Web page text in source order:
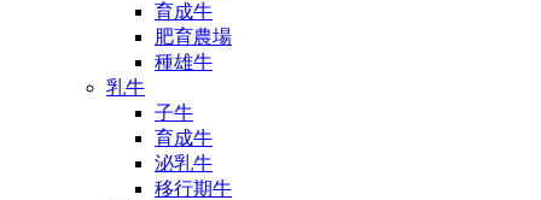
育成牛
肥育農場
種雄牛
乳牛
子牛
育成牛
泌乳牛
移行期牛